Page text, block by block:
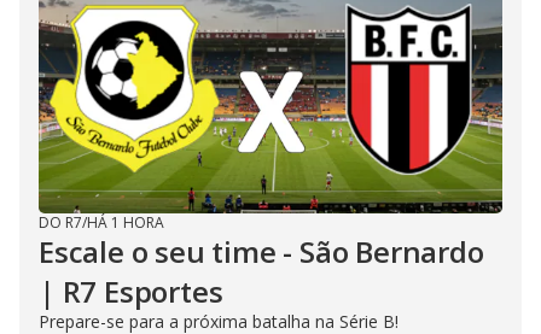
DO R7/HÁ 1 HORA
Escale o seu time - São Bernardo
| R7 Esportes
Prepare-se para a próxima batalha na Série B!